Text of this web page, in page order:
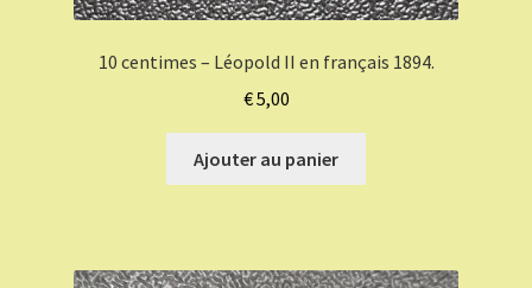
10 centimes – Léopold II en français 1894.
€5,00
Ajouter au panier